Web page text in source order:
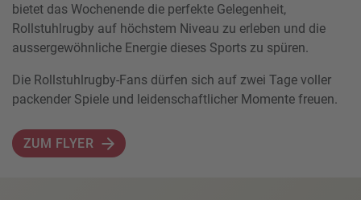
bietet das Wochenende die perfekte Gelegenheit,
Rollstuhlrugby auf höchstem Niveau zu erleben und die
aussergewöhnliche Energie dieses Sports zu spüren.
Die Rollstuhlrugby-Fans dürfen sich auf zwei Tage voller
packender Spiele und leidenschaftlicher Momente freuen.
ZUM FLYER